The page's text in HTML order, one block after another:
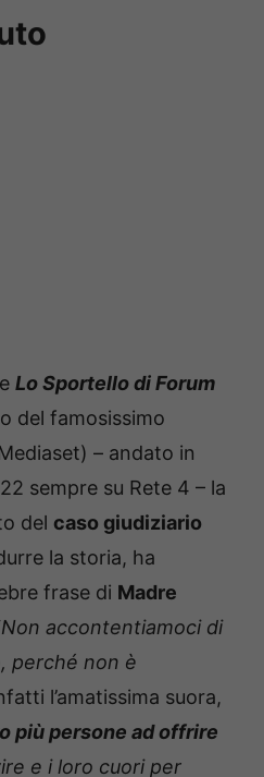
Lo Sportello di Forum
del famosissimo
– andato in
sempre su Rete 4 – la
del caso giudiziario
la storia, ha
frase di Madre
Non accontentiamoci di
perché non è
l’amatissima suora,
più persone ad offrire
e i loro cuori per